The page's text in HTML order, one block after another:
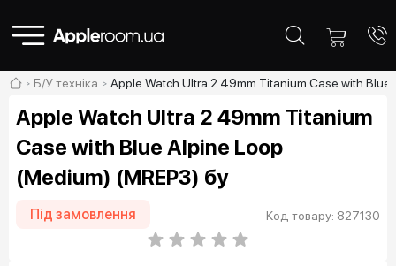
Б/У техніка Apple Watch Ultra 2 49mm Titanium Case with Blue
Apple Watch Ultra 2 49mm Titanium
Case with Blue Alpine Loop
(Medium) (MREP3) бу
Під замовлення Код товару: 827130